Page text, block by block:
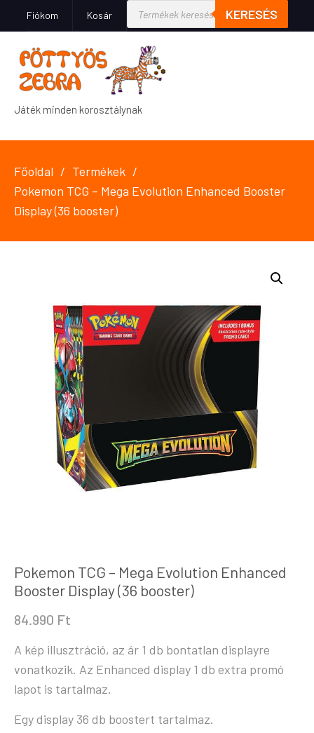
Fiókom Kosár KERESÉS
Játék minden korosztálynak
Főoldal
Termékek
Pokemon TCG – Mega Evolution Enhanced Booster
Display (36 booster)
Pokemon TCG – Mega Evolution Enhanced
Booster Display (36 booster)
84.990 Ft
A kép illusztráció, az ár 1 db bontatlan displayre
vonatkozik. Az Enhanced display 1 db extra promó
lapot is tartalmaz.
Egy display 36 db boostert tartalmaz.